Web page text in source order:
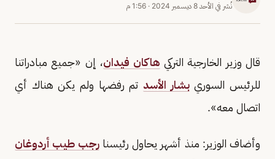
نُشر في الأحد 8 ديسمبر 2024 · 1:56 م
قال وزير الخارجية التركي هاكان فيدان، إن «جميع مبادراتنا
للرئيس السوريبشار الأسد تم رفضها ولم يكن هناك أي
اتصال معه».
وأضاف الوزير: منذ أشهر يحاول رئيسنارجب طيب أردوغان